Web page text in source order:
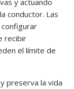
y actuando
conductor. Las
recibir
el límite de
preserva la vida